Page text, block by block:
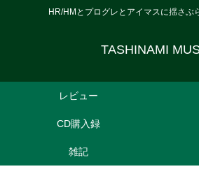
HR/HMとプログレとアイマスに揺さぶ
TASHINAMI
レビュー
CD購入録
雑記